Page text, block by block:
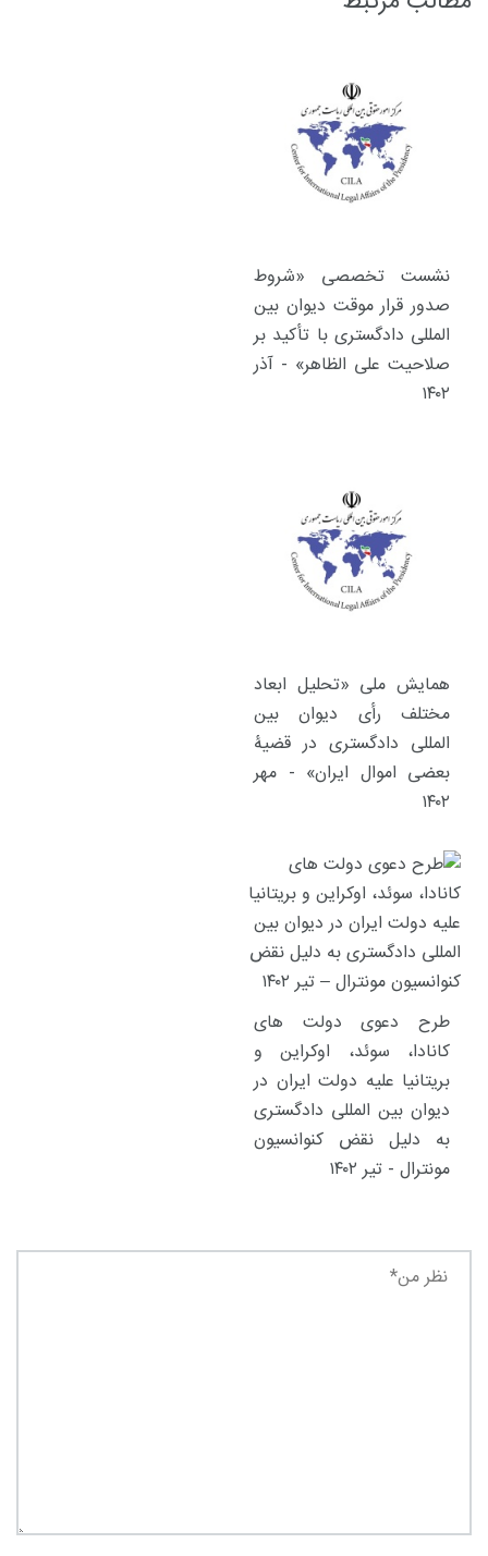
نشست تخصصی «شروط
صدور قرار موقت دیوان بین
المللی دادگستری با تأکید بر
صلاحیت علی الظاهر» - آذر
۱۴۰۲
همایش ملی «تحلیل ابعاد
مختلف رأی دیوان بین
المللی دادگستری در قضیۀ
بعضی اموال ایران» - مهر
۱۴۰۲
طرح دعوی دولت های
کانادا، سوئد، اوکراین و
بریتانیا علیه دولت ایران در
دیوان بین المللی دادگستری
به دلیل نقض کنوانسیون
مونترال - تیر ۱۴۰۲